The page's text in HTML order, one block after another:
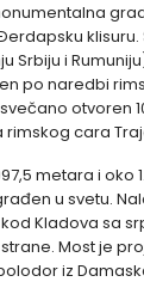
klisuru.
Srbiju i
po naredbi
otvoren
cara
metara i oko
u svetu.
Kladova sa
Most je
iz